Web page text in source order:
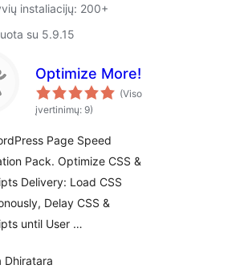
instaliacijų: 200+
su 5.9.15
Optimize More!
(Viso
įvertinimų: 9)
Page Speed
Pack. Optimize CSS &
Delivery: Load CSS
Delay CSS &
until User …
Dhiratara